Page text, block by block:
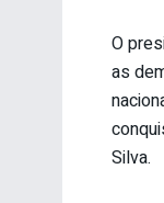
O
as
Silva.